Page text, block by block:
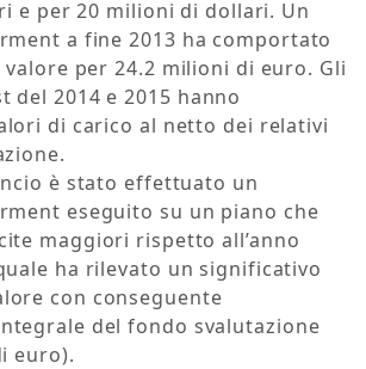
e per 20 milioni di dollari. Un
a fine 2013 ha comportato
per 24.2 milioni di euro. Gli
del 2014 e 2015 hanno
di carico al netto dei relativi
è stato effettuato un
eseguito su un piano che
maggiori rispetto all’anno
ha rilevato un significativo
con conseguente
del fondo svalutazione
euro).